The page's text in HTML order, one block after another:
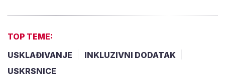
TOP TEME:
USKLAĐIVANJE
INKLUZIVNI DODATAK
USKRSNICE